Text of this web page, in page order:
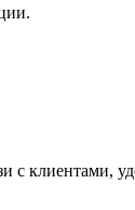
с клиентами,